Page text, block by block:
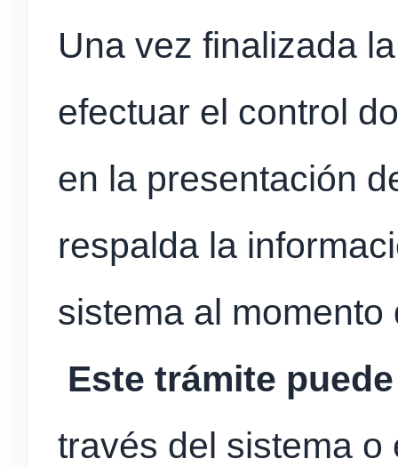
Una vez finalizada
efectuar el control
en la presentación
respalda la
sistema al
Este trámite
través del sistema